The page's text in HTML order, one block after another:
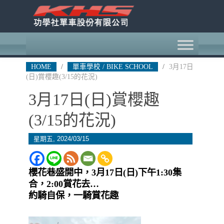
HOME / 單車學校 / BIKE SCHOOL /
3月17日
(日)賞櫻趣(3/15的花況)
3月17日(日)賞櫻趣
(3/15的花況)
星期五, 2024/03/15
櫻花巷盛開中，3月17日(日)下午1:30集
合，2:00賞花去…
約騎自保，一騎賞花趣